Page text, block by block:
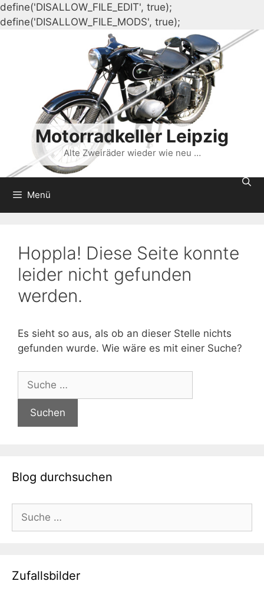
define('DISALLOW_FILE_EDIT', true);
define('DISALLOW_FILE_MODS', true);
Inhalt
springen
Motorradkeller Leipzig
Alte Zweiräder wieder wie neu …
Menü
Hoppla! Diese Seite konnte
leider nicht gefunden
werden.
Es sieht so aus, als ob an dieser Stelle nichts
gefunden wurde. Wie wäre es mit einer Suche?
nach:
Blog durchsuchen
nach:
Zufallsbilder